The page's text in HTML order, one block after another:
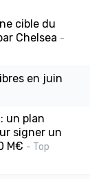
cible du
Chelsea -
en juin
un plan
signer un
M€ - Top